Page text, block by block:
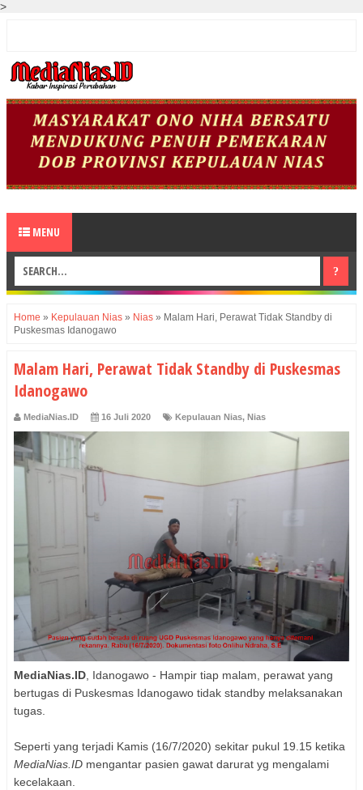
>
MENU
Home » Kepulauan Nias » Nias » Malam Hari, Perawat Tidak Standby di
Puskesmas Idanogawo
Malam Hari, Perawat Tidak Standby di Puskesmas
Idanogawo
MediaNias.ID 16 Juli 2020 Kepulauan Nias, Nias
MediaNias.ID , Idanogawo - Hampir tiap malam, perawat yang
bertugas di Puskesmas Idanogawo tidak standby melaksanakan
tugas.
Seperti yang terjadi Kamis (16/7/2020) sekitar pukul 19.15 ketika
MediaNias.ID mengantar pasien gawat darurat yg mengalami
kecelakaan.